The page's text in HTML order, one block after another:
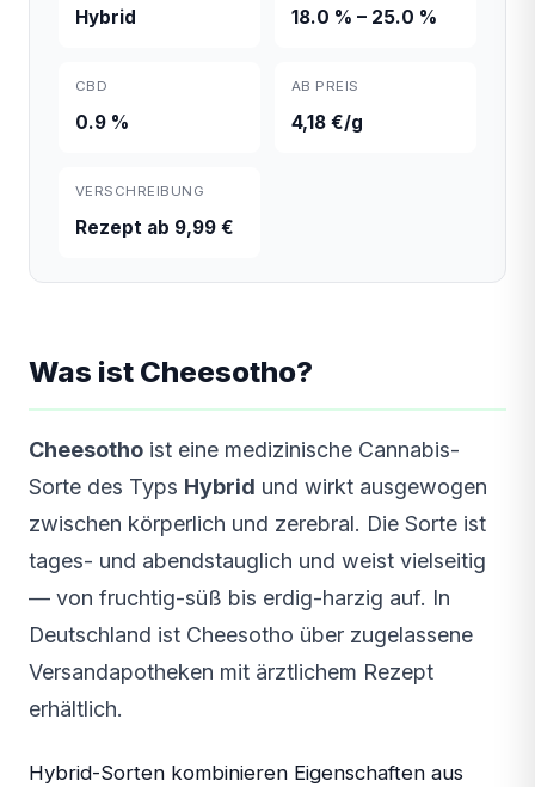
Hybrid 18.0 % – 25.0 %
CBD
0.9 %
AB PREIS
4,18 €/g
VERSCHREIBUNG
Rezept ab 9,99 €
Was ist Cheesotho?
Cheesotho ist eine medizinische Cannabis-
Sorte des Typs Hybrid und wirkt ausgewogen
zwischen körperlich und zerebral. Die Sorte ist
tages- und abendstauglich und weist vielseitig
— von fruchtig-süß bis erdig-harzig auf. In
Deutschland ist Cheesotho über zugelassene
Versandapotheken mit ärztlichem Rezept
erhältlich.
Hybrid-Sorten kombinieren Eigenschaften aus